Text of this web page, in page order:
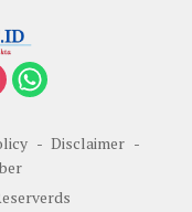
Disclaimer